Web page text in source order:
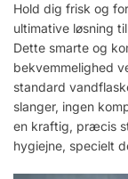
Hold dig frisk og
ultimative løsning
Dette smarte og
bekvemmelighed
standard
slanger, ingen
en kraftig, præcis
hygiejne, specielt